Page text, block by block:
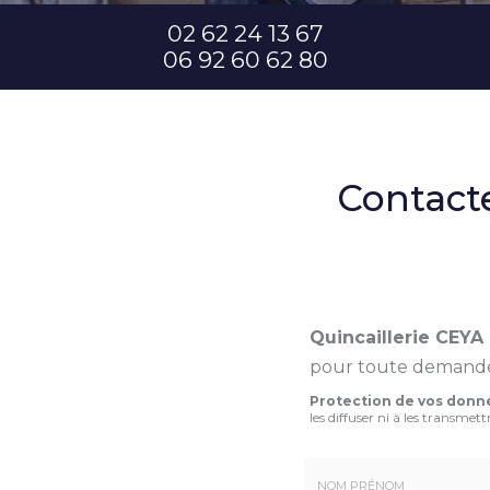
02 62 24 13 67
06 92 60 62 80
Quincaillerie
pour toute
Protection de vos
les diffuser ni à les